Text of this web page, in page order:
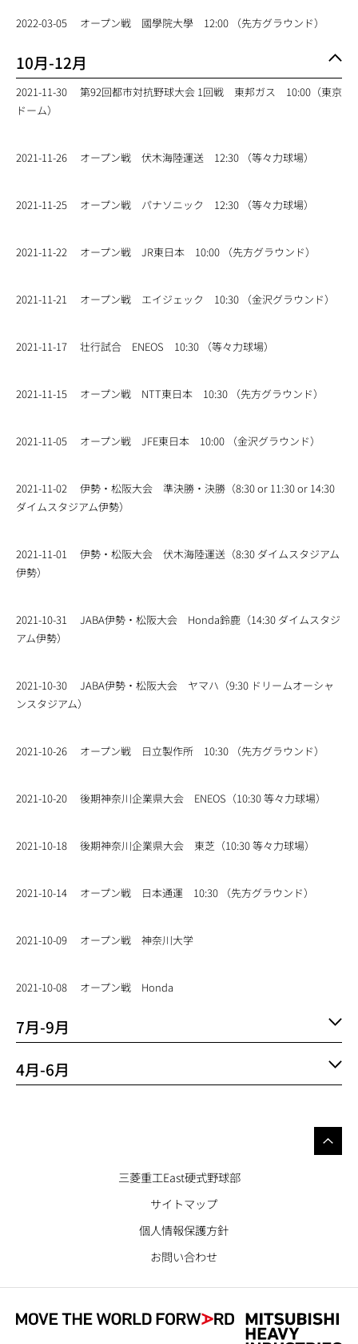
2022-03-05 オープン戦 國學院大學 12:00 （先方グラウンド）
10月-12月
2021-11-30
第92回都市対抗野球大会 1回戦 東邦ガス 10:00（東京
ドーム）
2021-11-26 オープン戦 伏木海陸運送 12:30 （等々力球場）
2021-11-25 オープン戦 パナソニック 12:30 （等々力球場）
2021-11-22 オープン戦 JR東日本 10:00 （先方グラウンド）
2021-11-21 オープン戦 エイジェック 10:30 （金沢グラウンド）
2021-11-17 壮行試合 ENEOS 10:30 （等々力球場）
2021-11-15 オープン戦 NTT東日本 10:30 （先方グラウンド）
2021-11-05 オープン戦 JFE東日本 10:00 （金沢グラウンド）
2021-11-02
伊勢・松阪大会 準決勝・決勝（8:30 or 11:30 or 14:30
ダイムスタジアム伊勢）
2021-11-01
伊勢・松阪大会 伏木海陸運送（8:30 ダイムスタジアム
伊勢）
2021-10-31
JABA伊勢・松阪大会 Honda鈴鹿（14:30 ダイムスタジ
アム伊勢）
2021-10-30
JABA伊勢・松阪大会 ヤマハ（9:30 ドリームオーシャ
ンスタジアム）
2021-10-26 オープン戦 日立製作所 10:30 （先方グラウンド）
2021-10-20 後期神奈川企業県大会 ENEOS（10:30 等々力球場）
2021-10-18 後期神奈川企業県大会 東芝（10:30 等々力球場）
2021-10-14 オープン戦 日本通運 10:30 （先方グラウンド）
2021-10-09 オープン戦 神奈川大学
2021-10-08 オープン戦 Honda
7月-9月
4月-6月
三菱重工East硬式野球部
サイトマップ
個人情報保護方針
お問い合わせ